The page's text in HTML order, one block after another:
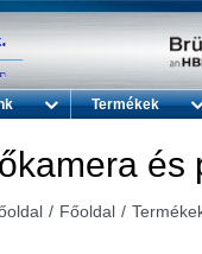
Termékek
és
Főoldal